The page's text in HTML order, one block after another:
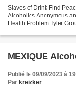
Slaves of Drink Find
Alcoholics Anonymous
Health Problem Tyler
MEXIQUE
Publié le 09/09/2023 à
Par kreizker